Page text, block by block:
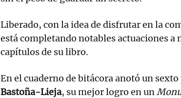
Liberado, con la idea de disfrutar en la
está completando notables actuaciones a
capítulos de su libro.
En el cuaderno de bitácora anotó un sexto
Bastoña-Lieja, su mejor logro en un